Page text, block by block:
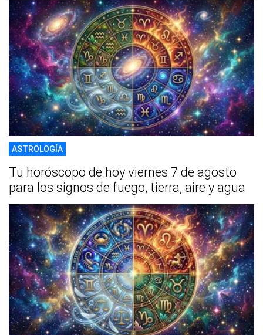
ASTROLOGÍA
Tu horóscopo de hoy viernes 7 de agosto
para los signos de fuego, tierra, aire y agua